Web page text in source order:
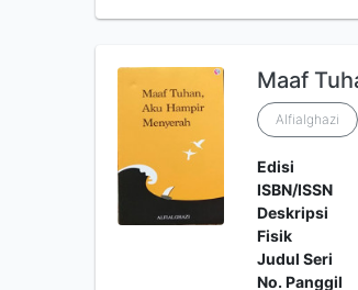
Maaf
Alfialghazi
Edisi
ISBN/ISSN
Deskripsi
Fisik
Judul Seri
No. Panggil